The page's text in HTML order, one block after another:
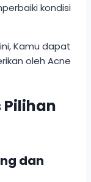
kondisi
Kamu dapat
oleh Acne
Pilihan
dan